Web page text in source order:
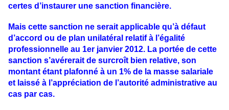
certes d’instaurer une sanction financière.
Mais cette sanction ne serait applicable qu’à défaut
d’accord ou de plan unilatéral relatif à l’égalité
professionnelle au 1er janvier 2012. La portée de cette
sanction s’avérerait de surcroît bien relative, son
montant étant plafonné à un 1% de la masse salariale
et laissé à l’appréciation de l’autorité administrative au
cas par cas.